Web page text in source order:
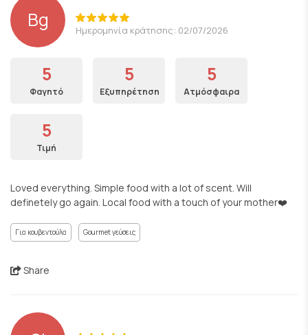
Bg Ημερομηνία κράτησης: 02/07/2026
5
Φαγητό
5
Εξυπηρέτηση
5
Ατμόσφαιρα
5
Τιμή
Loved everything. Simple food with a lot of scent. Will
definetely go again. Local food with a touch of your mother❤️
Για κουβεντούλα Gourmet γεύσεις
Share